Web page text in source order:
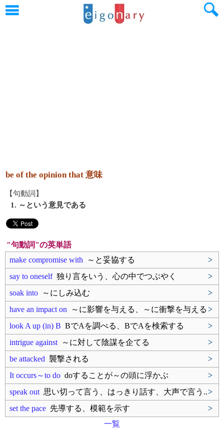
be of the opinion that 意味
【句動詞】
1. ～という意見である
"句動詞"の英単語
make compromise with ～と妥協する
>
say to oneself独り言をいう、心の中でつぶやく
>
soak into ～にしみ込む
>
have an impact on ～に影響を与える、～に衝撃を与える >
look A up (in) B BでAを調べる、BでAを検索する
>
intrigue against ～に対して陰謀を企てる
>
be attacked 襲撃される
>
It occurs～to do doすることが～の頭に浮かぶ
>
speak out 思い切って言う、はっきり話す、大声で言う..>
set the pace 先導する、模範を示す
>
一覧